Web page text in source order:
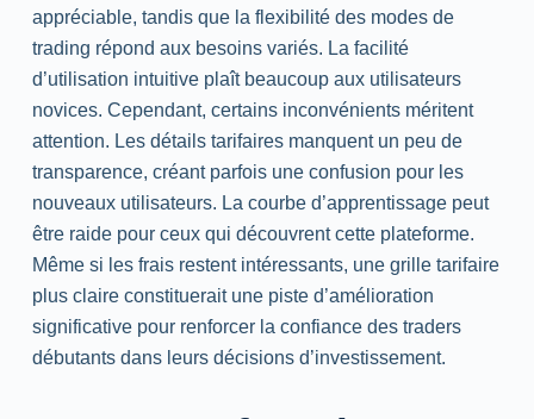
appréciable, tandis que la flexibilité des modes de
trading répond aux besoins variés. La facilité
d’utilisation intuitive plaît beaucoup aux utilisateurs
novices. Cependant, certains inconvénients méritent
attention. Les détails tarifaires manquent un peu de
transparence, créant parfois une confusion pour les
nouveaux utilisateurs. La courbe d’apprentissage peut
être raide pour ceux qui découvrent cette plateforme.
Même si les frais restent intéressants, une grille tarifaire
plus claire constituerait une piste d’amélioration
significative pour renforcer la confiance des traders
débutants dans leurs décisions d’investissement.